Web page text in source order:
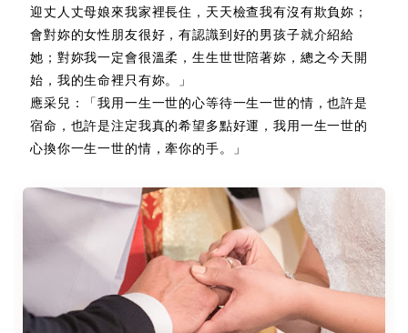
迎丈人丈母娘來我家裡長住，天天檢查我有沒有欺負妳；
會對妳的女性朋友很好，有認識到好的男孩子就介紹給
她；對妳我一定會很溫柔，生生世世陪著妳，總之今天開
始，我的生命裡只有妳。」
應采兒：「我用一生一世的心等待一生一世的情，也許是
宿命，也許是注定我真的希望多點好運，我用一生一世的
心換你一生一世的情，牽你的手。」